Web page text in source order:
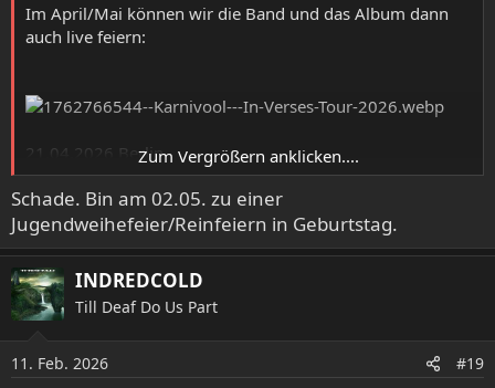
Im April/Mai können wir die Band und das Album dann
auch live feiern:
21.04.2026 Berlin
23.04.2026 Hamburg
28.04.2026 Köln
29.04.2026 Wiesbaden
01.05.2026 Stuttgart
02.05.2026 Leipzig
05.05.2026 München
07.05.2026 Wien
09.05.2026 Winterthur
Zum Vergrößern anklicken....
Schade. Bin am 02.05. zu einer
Jugendweihefeier/Reinfeiern in Geburtstag.
INDREDCOLD
Till Deaf Do Us Part
11. Feb. 2026 #19